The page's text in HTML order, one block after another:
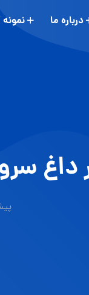
درباره ما نمونه
داغ